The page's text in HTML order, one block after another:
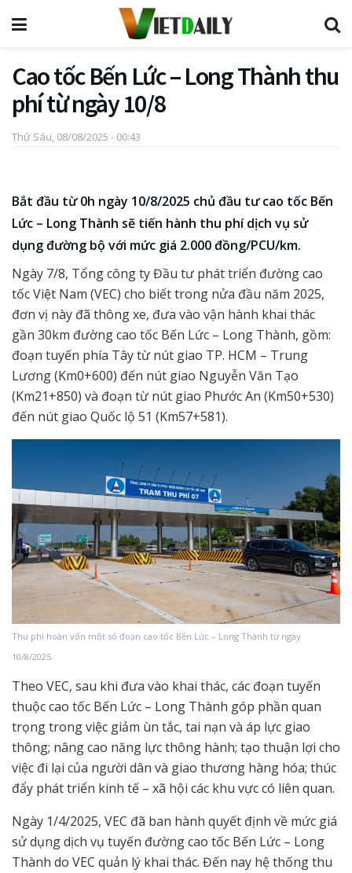
Cao tốc Bến Lức – Long Thành thu
phí từ ngày 10/8
Thứ Sáu, 08/08/2025 - 00:43
Bắt đầu từ 0h ngày 10/8/2025 chủ đầu tư cao tốc Bến
Lức – Long Thành sẽ tiến hành thu phí dịch vụ sử
dụng đường bộ với mức giá 2.000 đồng/PCU/km.
Ngày 7/8, Tổng công ty Đầu tư phát triển đường cao
tốc Việt Nam (VEC) cho biết trong nửa đầu năm 2025,
đơn vị này đã thông xe, đưa vào vận hành khai thác
gần 30km đường cao tốc Bến Lức – Long Thành, gồm:
đoạn tuyến phía Tây từ nút giao TP. HCM – Trung
Lương (Km0+600) đến nút giao Nguyễn Văn Tạo
(Km21+850) và đoạn từ nút giao Phước An (Km50+530)
đến nút giao Quốc lộ 51 (Km57+581).
Thu phí hoàn vốn một số đoạn cao tốc Bến Lức – Long Thành từ ngày
10/8/2025.
Theo VEC, sau khi đưa vào khai thác, các đoạn tuyến
thuộc cao tốc Bến Lức – Long Thành góp phần quan
trọng trong việc giảm ùn tắc, tai nạn và áp lực giao
thông; nâng cao năng lực thông hành; tạo thuận lợi cho
việc đi lại của người dân và giao thương hàng hóa; thúc
đẩy phát triển kinh tế – xã hội các khu vực có liên quan.
Ngày 1/4/2025, VEC đã ban hành quyết định về mức giá
sử dụng dịch vụ tuyến đường cao tốc Bến Lức – Long
Thành do VEC quản lý khai thác. Đến nay hệ thống thu